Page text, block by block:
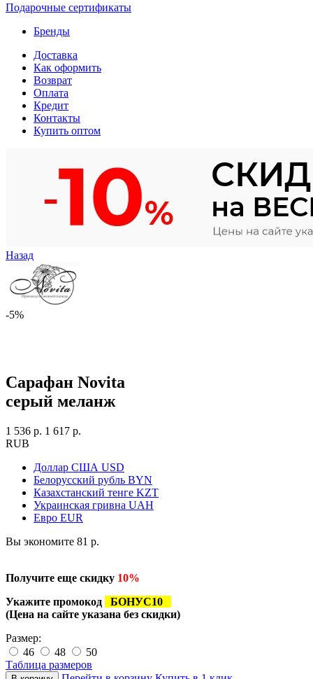
Подарочные сертификаты
Бренды
Доставка
Как оформить
Возврат
Оплата
Кредит
Контакты
Купить оптом
Назад
-5%
Сарафан Novita
серый меланж
1 536 р. 1 617 р.
RUB
Доллар США USD
Белорусский рубль BYN
Казахстанский тенге KZT
Украинская гривна UAH
Евро EUR
Вы экономите 81 р.
Получите еще скидку 10%
Укажите промокод
БОНУС10
(Цена на сайте указана без скидки)
Размер:
46
48
50
Таблица размеров